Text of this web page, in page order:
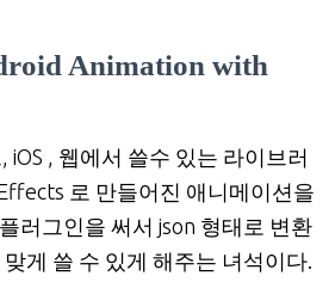
Animation with
, 웹에서 쓸수 있는 라이브러
로 만들어진 애니메이션을
러그인을 써서 json 형태로 변환
게 쓸 수 있게 해주는 녀석이다.